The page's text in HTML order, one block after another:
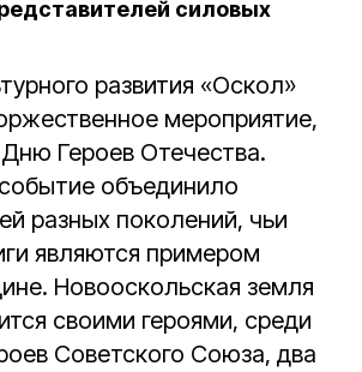
силовых
развития «Оскол»
мероприятие,
Героев Отечества.
объединило
разных поколений, чьи
являются примером
Новооскольская земля
своими героями, среди
Советского Союза, два